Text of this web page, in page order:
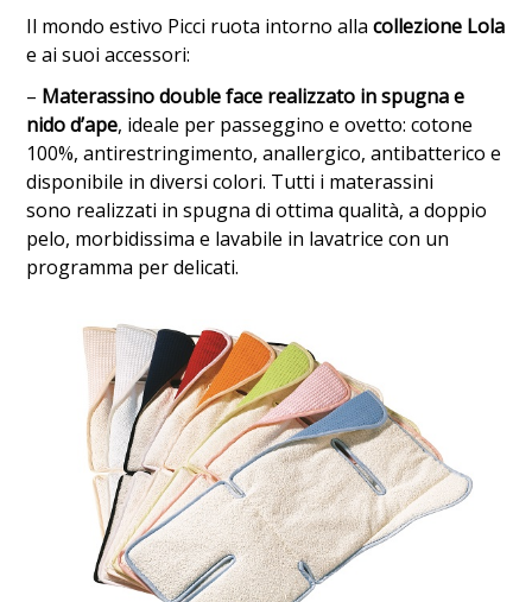
Il mondo estivo Picci ruota intorno allacollezione Lola
e ai suoi accessori:
– Materassino double face realizzato in spugna e
nido d’ape, ideale per passeggino e ovetto: cotone
100%, antirestringimento, anallergico, antibatterico e
disponibile in diversi colori. Tutti i materassini
sono realizzati in spugna di ottima qualità, a doppio
pelo, morbidissima e lavabile in lavatrice con un
programma per delicati.